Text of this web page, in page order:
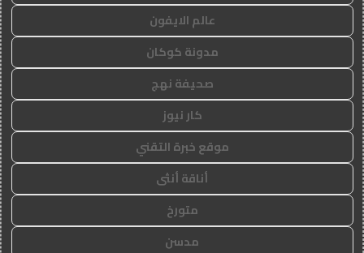
عالم الايفون
مدونة كوكان
صحيفة نهج
كار نيوز
موقع خبرة التقني
أناقة أنثى
متورخ
مدسن